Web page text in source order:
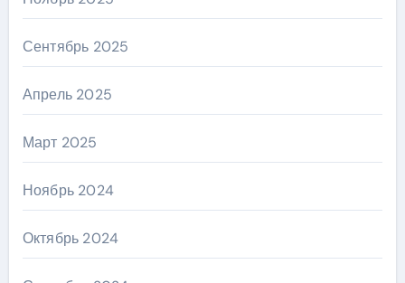
Сентябрь 2025
Апрель 2025
Март 2025
Ноябрь 2024
Октябрь 2024